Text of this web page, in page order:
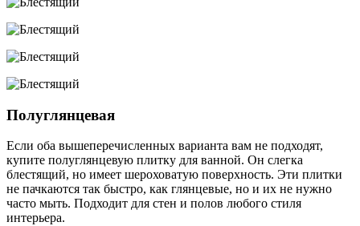
Полуглянцевая
Если оба вышеперечисленных варианта вам не подходят,
купите полуглянцевую плитку для ванной. Он слегка
блестящий, но имеет шероховатую поверхность. Эти плитки
не пачкаются так быстро, как глянцевые, но и их не нужно
часто мыть. Подходит для стен и полов любого стиля
интерьера.